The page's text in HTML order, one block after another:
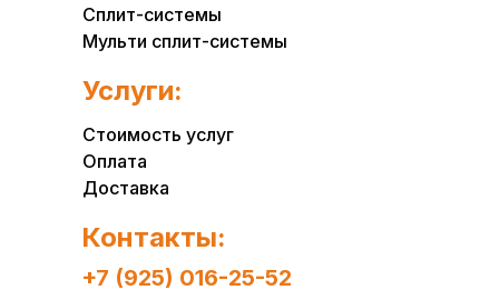
Сплит-системы
Мульти сплит-системы
Стоимость услуг
Оплата
Доставка
Услуги:
+7 (925) 016-25-52
Контакты: